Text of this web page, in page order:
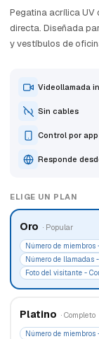
Pegatina acrílica UV
directa. Diseñada
y vestíbulos de
Videollamada
Sin cables
Control por
Responde
ELIGE UN PLAN
Oro · Popular
Número de miembros
Número de llamadas
Foto del visitante -
Platino · Completo
Número de miembros